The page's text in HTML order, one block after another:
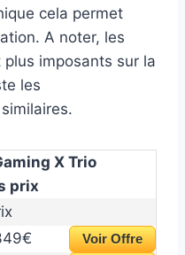
cela permet
A noter, les
imposants sur la
les
X Trio
prix
Voir Offre